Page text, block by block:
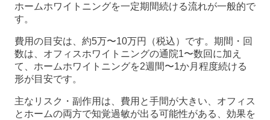
ホームホワイトニングを一定期間続ける流れが一般的で
す。
費用の目安は、約5万〜10万円（税込）です。期間・回
数は、オフィスホワイトニングの通院1〜数回に加え
て、ホームホワイトニングを2週間〜1か月程度続ける
形が目安です。
主なリスク・副作用は、費用と手間が大きい、オフィス
とホームの両方で知覚過敏が出る可能性がある、効果を